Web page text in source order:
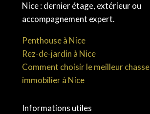
Nice : dernier étage, extérieur ou
accompagnement expert.
Penthouse à Nice
Rez-de-jardin à Nice
Comment choisir le meilleur
immobilier à Nice
Informations utiles